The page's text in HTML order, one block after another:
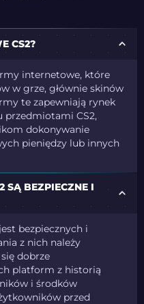
CS2?
internetowe, które
w grze, głównie skinów
te zapewniają rynek
przedmiotami CS2,
dokonywanie
pieniędzy lub innych
SĄ BEZPIECZNE I
bezpiecznych i
z nich należy
dobrze
platform z historią
i środków
przed